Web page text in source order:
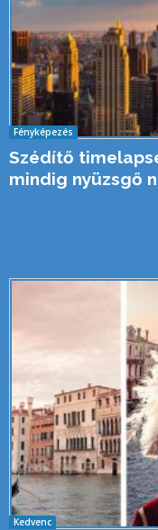
Fényképezés
Szédítő
mindig nyüzsgő
Kedvenc